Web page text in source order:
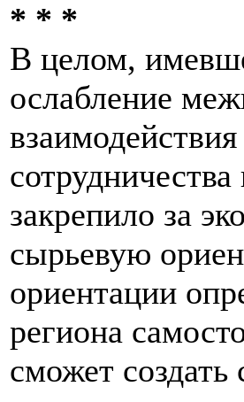
* * *
В целом,
ослабление
закрепило за
сырьевую
ориентации
региона
сможет создать